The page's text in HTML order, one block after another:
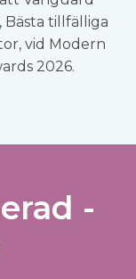
Bästa tillfälliga
vid Modern
2026.
-